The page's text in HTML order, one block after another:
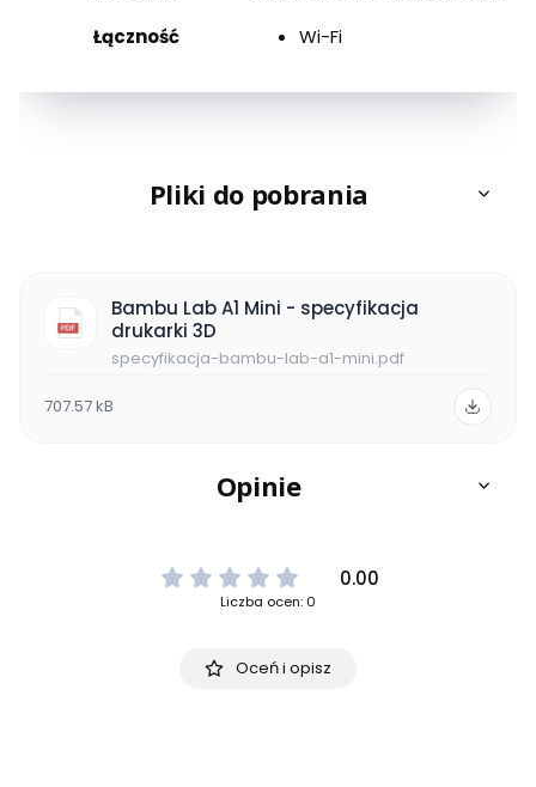
Łączność
Wi-Fi
Pliki do pobrania
specyfikacja-bambu-lab-a1-mini.pdf
707.57 kB
Bambu Lab A1 Mini - specyfikacja
drukarki 3D
Opinie
0.00
Liczba ocen: 0
Oceń i opisz